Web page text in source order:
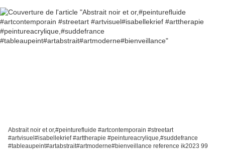
Abstrait noir et or,#peinturefluide #artcontemporain #streetart
#artvisuel#isabellekrief #arttherapie #peintureacrylique,#suddefrance
#tableaupeint#artabstrait#artmoderne#bienveillance reference ik2023 99